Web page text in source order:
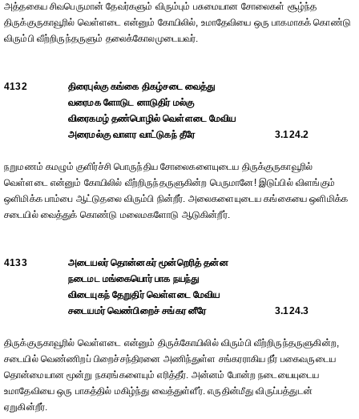
அத்தகைய சிவபெருமான் தேவர்களும் விரும்பும் பசுமையான சோலைகள் சூழ்ந்த
திருக்குருகாவூரில் வெள்ளடை என்னும் கோயிலில், உமாதேவியை ஒரு பாகமாகக் கொண்டு
விரும்பி வீற்றிருந்தருளும் தலைக்கோலமுடையவர்.
4132
திரைபுல்கு கங்கை திகழ்சடை வைத்து
வரைமக ளோடுட னாடுதிர் மல்கு
விரைகமழ் தண்பொழில் வெள்ளடை மேவிய
அரைமல்கு வாளர வாட்டுகந் தீரே
3.124.2
நறுமணம் கமழும் குளிர்ச்சி பொருந்திய சோலைகளையுடைய திருக்குருகாவூரில்
வெள்ளடை என்னும் கோயிலில் வீற்றிருந்தருளுகின்ற பெருமானே! இடுப்பில் விளங்கும்
ஒளிமிக்க பாம்பை ஆட்டுதலை விரும்பி நின்றீர். அலைகளையுடைய கங்கையை ஒளிமிக்க
சடையில் வைத்துக் கொண்டு மலைமகளோடு ஆடுகின்றீர்.
4133
அடையலர் தொன்னகர் மூன்றெரித் தன்ன
நடைமட மங்கையொர் பாக நயந்து
விடையுகந் தேறுதிர் வெள்ளடை மேவிய
சடையமர் வெண்பிறைச் சங்கர னீரே
3.124.3
திருக்குருகாவூரில் வெள்ளடை என்னும் திருக்கோயிலில் விரும்பி வீற்றிருந்தருளுகின்ற,
சடையில் வெண்ணிறப் பிறைச்சந்திரனை அணிந்துள்ள சங்கரராகிய நீர் பகைவருடைய
தொன்மையான மூன்று நகரங்களையும் எரித்தீர். அன்னம் போன்ற நடையையுடைய
உமாதேவியை ஒரு பாகத்தில் மகிழ்ந்து வைத்துள்ளீர். எருதின்மீது விருப்பத்துடன்
ஏறுகின்றீர்.